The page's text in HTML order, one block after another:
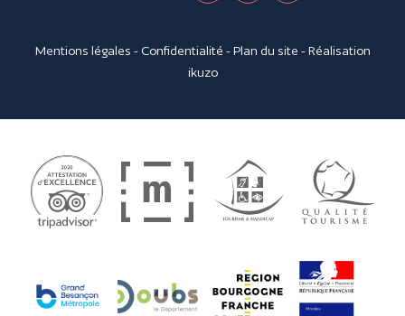
Mentions légales - Confidentialité -Plan du site - Réalisation
ikuzo